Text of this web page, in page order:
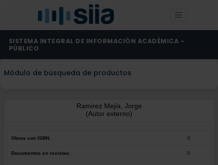
SISTEMA INTEGRAL DE INFORMACIÓN ACADÉMICA -
PÚBLICO
Módulo de búsqueda de productos
Ramirez Mejia, Jorge
(Autor externo)
Obras con ISBN: 0
Documentos en revistas: 0